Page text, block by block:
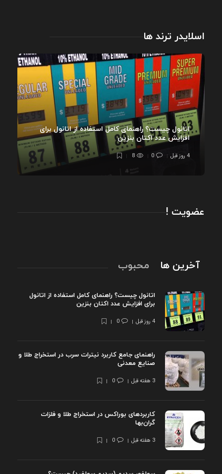
اسلایدر ترند ها
اتانول چیست؟ راهنمای کامل استفاده از اتانول برای
افزایش عدد اکتان بنزین
4 روز قبل 0
8
عضویت !
آخرین ها محبوب
اتانول چیست؟ راهنمای کامل استفاده از اتانول
برای افزایش عدد اکتان بنزین
4 روز قبل 0
راهنمای جامع کاربرد نیترات سرب در استخراج طلا و
صنایع معدنی
3 هفته قبل 0
کاربردهای بوراکس در استخراج طلا و فلزات
گران‌بها
3 هفته قبل 0